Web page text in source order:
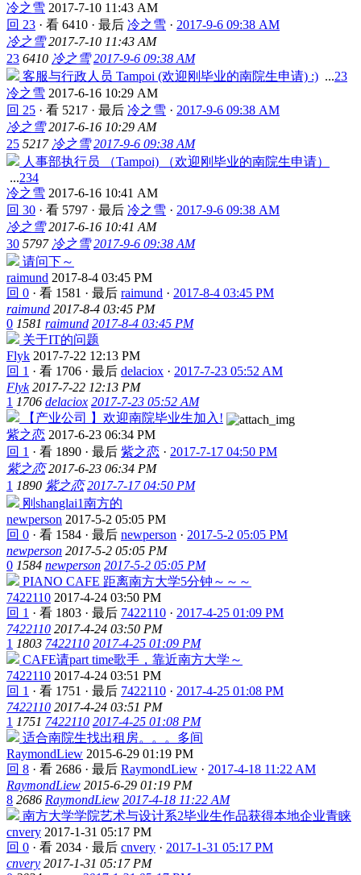
冷之雪 2017-7-10 11:43 AM
回 23 · 看 6410 · 最后 冷之雪 · 2017-9-6 09:38 AM
冷之雪 2017-7-10 11:43 AM
23 6410 冷之雪 2017-9-6 09:38 AM
客服与行政人员 Tampoi (欢迎刚毕业的南院生申请) :) ...23
冷之雪 2017-6-16 10:29 AM
回 25 · 看 5217 · 最后 冷之雪 · 2017-9-6 09:38 AM
冷之雪 2017-6-16 10:29 AM
25 5217 冷之雪 2017-9-6 09:38 AM
人事部执行员 （Tampoi) （欢迎刚毕业的南院生申请）
...234
冷之雪 2017-6-16 10:41 AM
回 30 · 看 5797 · 最后 冷之雪 · 2017-9-6 09:38 AM
冷之雪 2017-6-16 10:41 AM
30 5797 冷之雪 2017-9-6 09:38 AM
请问下～
raimund 2017-8-4 03:45 PM
回 0 · 看 1581 · 最后 raimund · 2017-8-4 03:45 PM
raimund 2017-8-4 03:45 PM
0 1581 raimund 2017-8-4 03:45 PM
关于IT的问题
Flyk 2017-7-22 12:13 PM
回 1 · 看 1706 · 最后 delaciox · 2017-7-23 05:52 AM
Flyk 2017-7-22 12:13 PM
1 1706 delaciox 2017-7-23 05:52 AM
【产业公司 】欢迎南院毕业生加入!
紫之恋 2017-6-23 06:34 PM
回 1 · 看 1890 · 最后 紫之恋 · 2017-7-17 04:50 PM
紫之恋 2017-6-23 06:34 PM
1 1890 紫之恋 2017-7-17 04:50 PM
刚shanglai1南方的
newperson 2017-5-2 05:05 PM
回 0 · 看 1584 · 最后 newperson · 2017-5-2 05:05 PM
newperson 2017-5-2 05:05 PM
0 1584 newperson 2017-5-2 05:05 PM
PIANO CAFE 距离南方大学5分钟～～～
7422110 2017-4-24 03:50 PM
回 1 · 看 1803 · 最后 7422110 · 2017-4-25 01:09 PM
7422110 2017-4-24 03:50 PM
1 1803 7422110 2017-4-25 01:09 PM
CAFE请part time歌手，靠近南方大学～
7422110 2017-4-24 03:51 PM
回 1 · 看 1751 · 最后 7422110 · 2017-4-25 01:08 PM
7422110 2017-4-24 03:51 PM
1 1751 7422110 2017-4-25 01:08 PM
适合南院生找出租房。。。多间
RaymondLiew 2015-6-29 01:19 PM
回 8 · 看 2686 · 最后 RaymondLiew · 2017-4-18 11:22 AM
RaymondLiew 2015-6-29 01:19 PM
8 2686 RaymondLiew 2017-4-18 11:22 AM
南方大学学院艺术与设计系2毕业生作品获得本地企业青睐
cnvery 2017-1-31 05:17 PM
回 0 · 看 2034 · 最后 cnvery · 2017-1-31 05:17 PM
cnvery 2017-1-31 05:17 PM